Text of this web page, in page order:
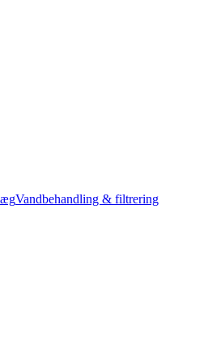
Vandbehandling & filtrering